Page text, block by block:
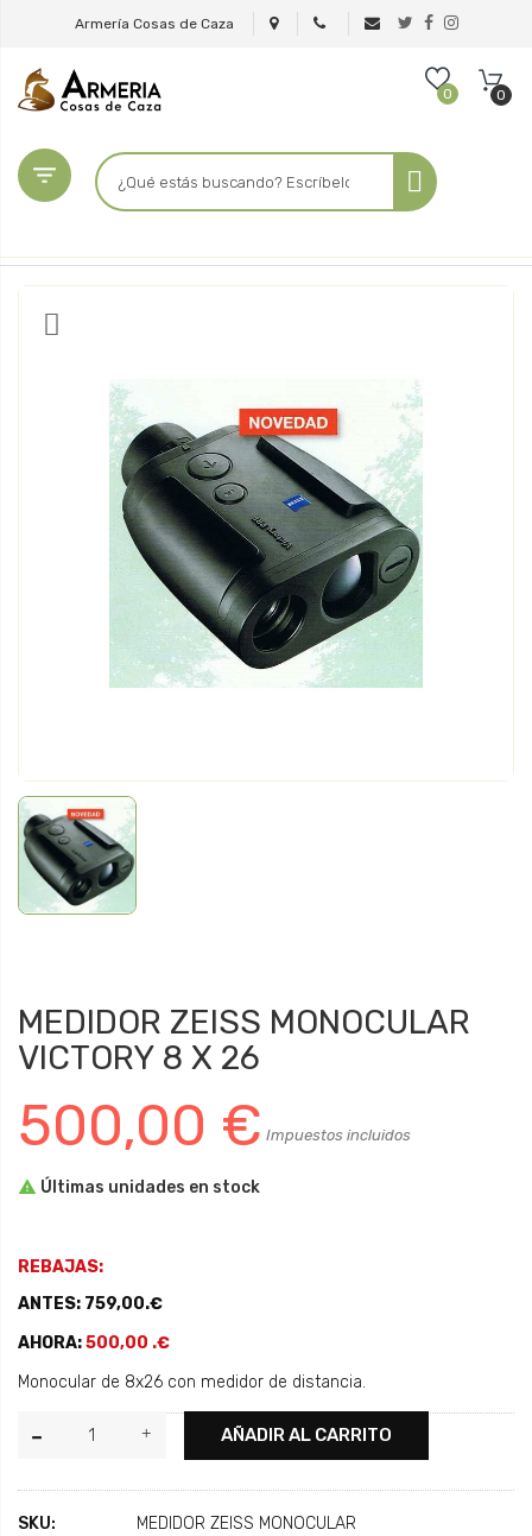
Armería Cosas de Caza
0 0

MEDIDOR ZEISS MONOCULAR
VICTORY 8 X 26
500,00 € Impuestos incluidos
 Últimas unidades en stock
REBAJAS:
ANTES: 759,00.€
AHORA:500,00 .€
Monocular de 8x26 con medidor de distancia.
AÑADIR AL CARRITO
SKU:
MEDIDOR ZEISS MONOCULAR